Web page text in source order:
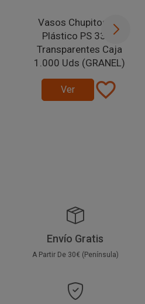
Vasos Chupitos de
Plástico PS 33ml
Transparentes Caja
1.000 Uds (GRANEL)
Ver favorite_border
Envío Gratis
A Partir De 30€ (Península)